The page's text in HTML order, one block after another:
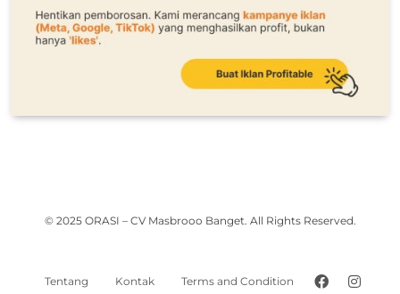
© 2025 ORASI – CV Masbrooo Banget. All Rights Reserved.
Tentang Kontak Terms and Condition